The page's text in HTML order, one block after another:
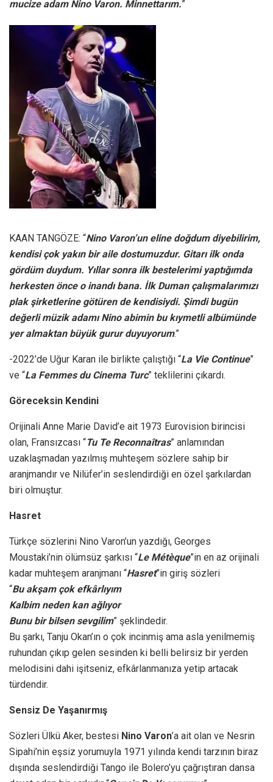
mucize adam Nino Varon. Minnettarım.”
KAAN TANGÖZE: “Nino Varon’un eline doğdum diyebilirim,
kendisi çok yakın bir aile dostumuzdur. Gitarı ilk onda
gördüm duydum. Yıllar sonra ilk bestelerimi yaptığımda
herkesten önce o inandı bana. İlk Duman çalışmalarımızı
plak şirketlerine götüren de kendisiydi. Şimdi bugün
değerli müzik adamı Nino abimin bu kıymetli albümünde
yer almaktan büyük gurur duyuyorum.”
-2022’de Uğur Karan ile birlikte çalıştığı “La Vie Continue”
ve “La Femmes du Cinema Turc” teklilerini çıkardı.
Göreceksin Kendini
Orijinali Anne Marie David’e ait 1973 Eurovision birincisi
olan, Fransızcası “Tu Te Reconnaîtras” anlamından
uzaklaşmadan yazılmış muhteşem sözlere sahip bir
aranjmandır ve Nilüfer’in seslendirdiği en özel şarkılardan
biri olmuştur.
Hasret
Türkçe sözlerini Nino Varon’un yazdığı, Georges
Moustaki’nin ölümsüz şarkısı “Le Métèque”in en az orijinali
kadar muhteşem aranjmanı “Hasret”in giriş sözleri
“Bu akşam çok efkârlıyım
Kalbim neden kan ağlıyor
Bunu bir bilsen sevgilim” şeklindedir.
Bu şarkı, Tanju Okan’ın o çok incinmiş ama asla yenilmemiş
ruhundan çıkıp gelen sesinden ki belli belirsiz bir yerden
melodisini dahi işitseniz, efkârlanmanıza yetip artacak
türdendir.
Sensiz De Yaşanırmış
Sözleri Ülkü Aker, bestesi Nino Varon’a ait olan ve Nesrin
Sipahi’nin eşsiz yorumuyla 1971 yılında kendi tarzının biraz
dışında seslendirdiği Tango ile Bolero’yu çağrıştıran dansa